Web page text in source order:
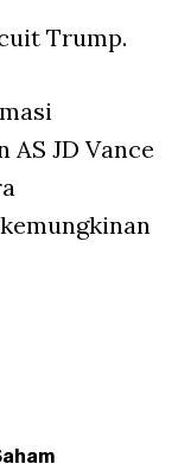
Trump.
JD Vance